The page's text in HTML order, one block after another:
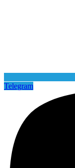
Telegram